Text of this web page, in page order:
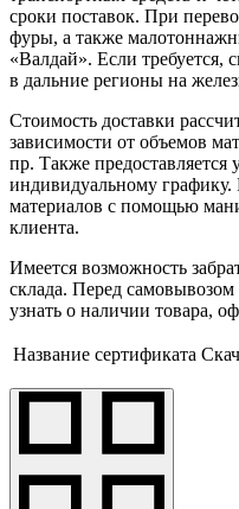
сроки поставок. При
фуры, а также
«Валдай». Если требуется,
в дальние регионы на
Стоимость доставки
зависимости от объемов
пр. Также предоставляется
индивидуальному графику.
материалов с помощью
клиента.
Имеется возможность
склада. Перед
узнать о наличии товара,
Название сертификата